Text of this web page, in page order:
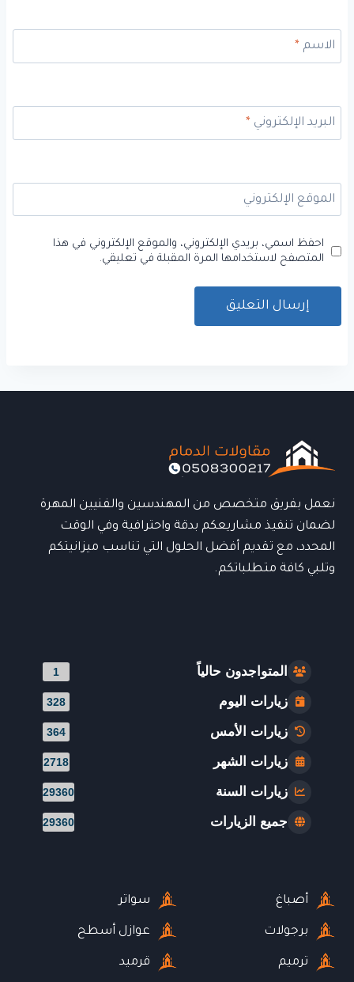
الاسم*
البريد الإلكتروني*
الموقع الإلكتروني
احفظ اسمي، بريدي الإلكتروني، والموقع الإلكتروني في هذا
المتصفح لاستخدامها المرة المقبلة في تعليقي.
نعمل بفريق متخصص من المهندسين والفنيين المهرة
لضمان تنفيذ مشاريعكم بدقة واحترافية وفي الوقت
المحدد، مع تقديم أفضل الحلول التي تناسب ميزانيتكم
وتلبي كافة متطلباتكم.
المتواجدون حالياً 1
زيارات اليوم 328
زيارات الأمس 364
زيارات الشهر 2718
زيارات السنة 29360
جميع الزيارات 29360
أصباغ
برجولات
ترميم
سواتر
عوازل أسطح
قرميد